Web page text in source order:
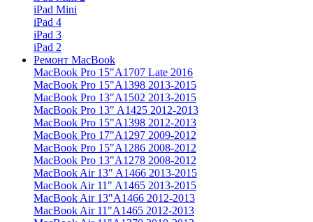
iPad Mini
iPad 4
iPad 3
iPad 2
Ремонт MacBook
MacBook Pro 15"A1707 Late 2016
MacBook Pro 15"A1398 2013-2015
MacBook Pro 13"A1502 2013-2015
MacBook Pro 13" A1425 2012-2013
MacBook Pro 15"A1398 2012-2013
MacBook Pro 17"A1297 2009-2012
MacBook Pro 15"A1286 2008-2012
MacBook Pro 13"A1278 2008-2012
MacBook Air 13" A1466 2013-2015
MacBook Air 11" A1465 2013-2015
MacBook Air 13"A1466 2012-2013
MacBook Air 11"A1465 2012-2013